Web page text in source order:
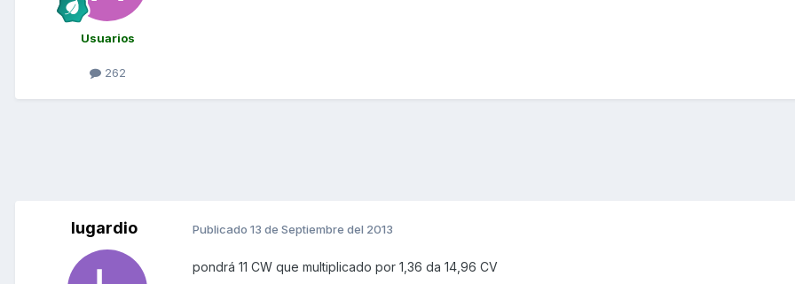
Usuarios
262
lugardio Publicado 13 de Septiembre del 2013
pondrá 11 CW que multiplicado por 1,36 da 14,96 CV